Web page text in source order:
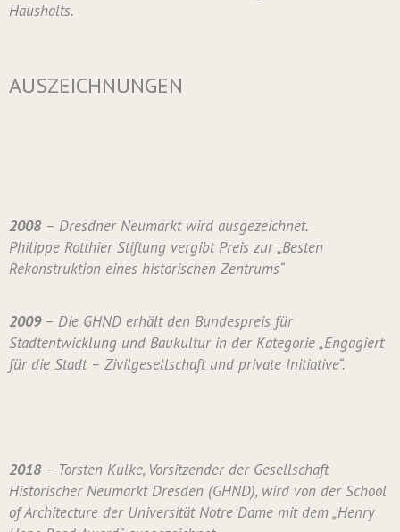
Haushalts.
AUSZEICHNUNGEN
2008– Dresdner Neumarkt wird ausgezeichnet.
Philippe Rotthier Stiftung vergibt Preis zur „Besten
Rekonstruktion eines historischen Zentrums“
2009 – Die GHND erhält den Bundespreis für
Stadtentwicklung und Baukultur in der Kategorie „Engagiert
für die Stadt – Zivilgesellschaft und private Initiative“.
2018– Torsten Kulke, Vorsitzender der Gesellschaft
Historischer Neumarkt Dresden (GHND), wird von der School
of Architecture der Universität Notre Dame mit dem „Henry